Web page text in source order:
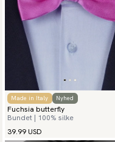
Made in Italy Nyhed
Fuchsia butterfly
Bundet | 100% silke
39.99 USD